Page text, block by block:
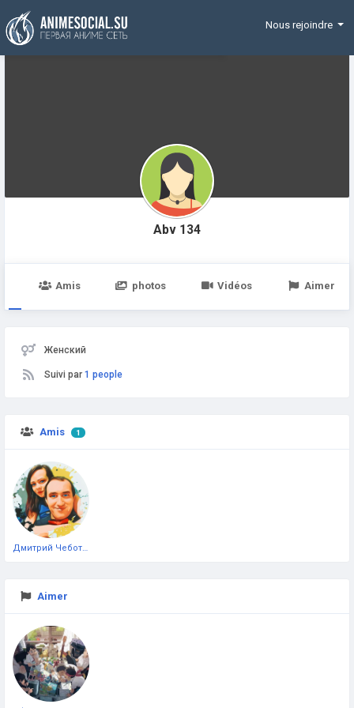
Funding
Nous rejoindre
Abv 134
Amis photos Vidéos Aimer
Женский
Suivi par 1 people
Amis 1
Aimer